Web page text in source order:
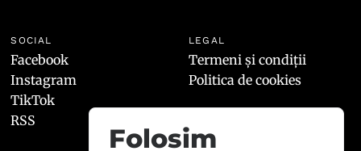
SOCIAL
Facebook
Instagram
TikTok
RSS
LEGAL
Termeni și condiții
Politica de cookies
Folosim